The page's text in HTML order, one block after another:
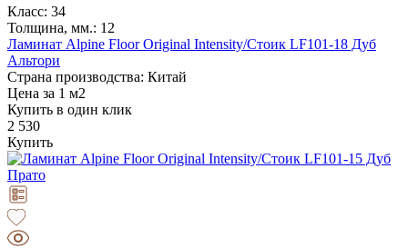
Класс: 34
Толщина, мм.: 12
Ламинат Alpine Floor Original Intensity/Стоик LF101-18 Дуб
Альтори
Страна производства: Китай
Цена за 1 м2
Купить в один клик
2 530
Купить